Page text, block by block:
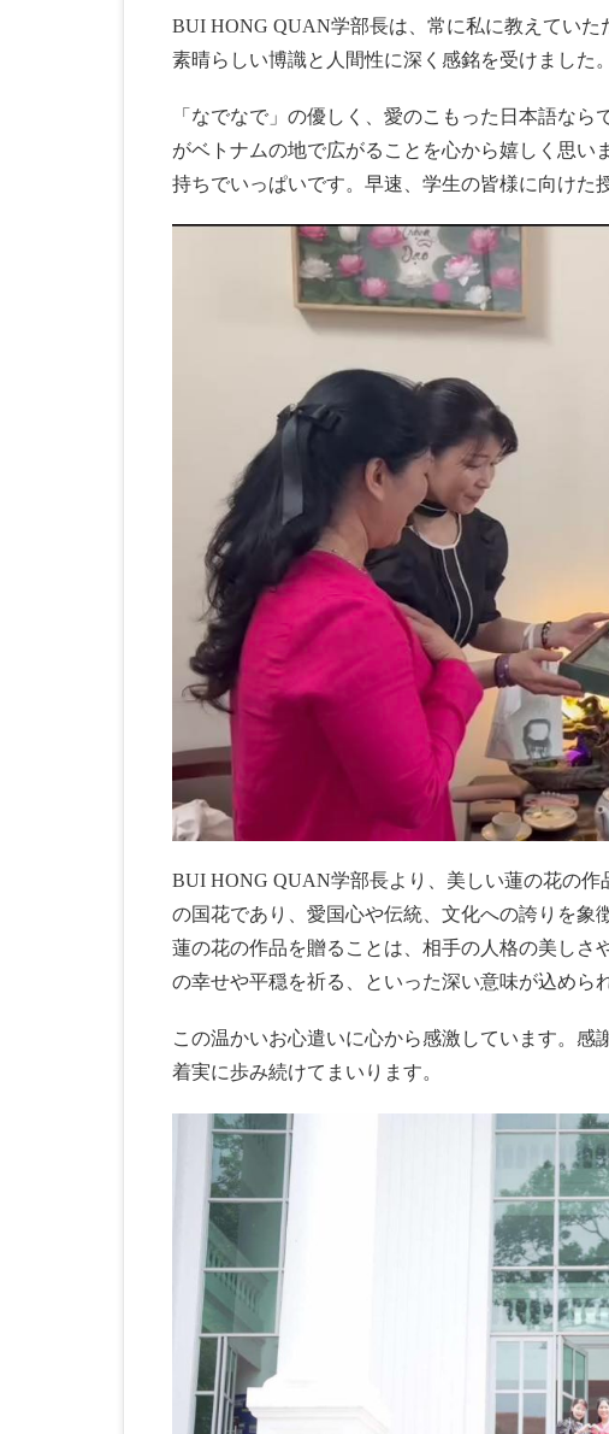
BUI HONG QUAN学部長は、常に私に教えてい
素晴らしい博識と人間性に深く感銘を受けました。
「なでなで」の優しく、愛のこもった日本語な
がベトナムの地で広がることを心から嬉しく思
持ちでいっぱいです。早速、学生の皆様に向けた
BUI HONG QUAN学部長より、美しい蓮の花の
の国花であり、愛国心や伝統、文化への誇りを象
蓮の花の作品を贈ることは、相手の人格の美し
の幸せや平穏を祈る、といった深い意味が込めら
この温かいお心遣いに心から感激しています。感
着実に歩み続けてまいります。